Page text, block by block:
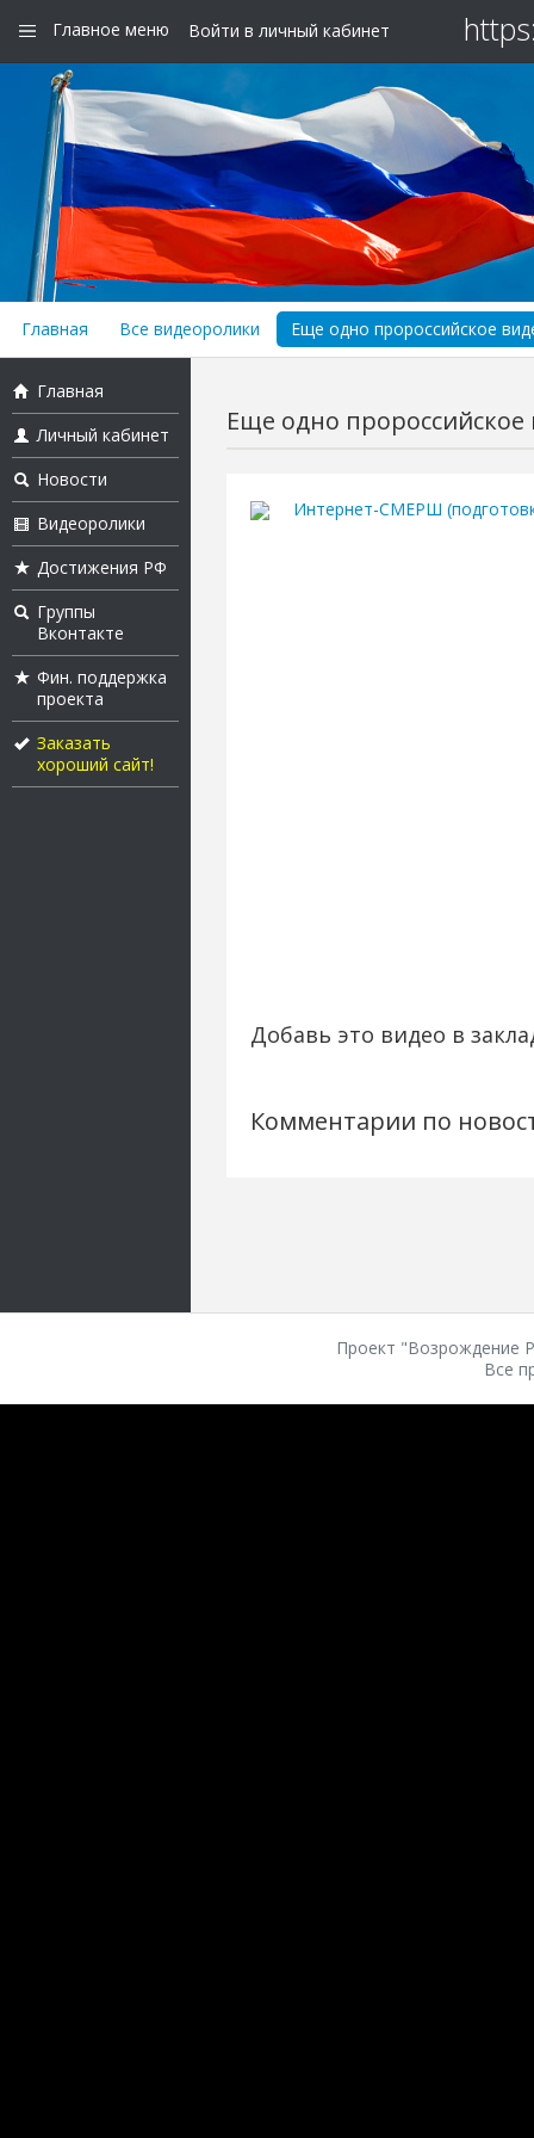
Главное меню Войти в личный кабинет
Главная Все видеоролики Еще одно пророссийское
Главная
Личный кабинет
Новости
Видеоролики
Достижения РФ
Группы
Вконтакте
Фин. поддержка
проекта
Заказать
хороший сайт!
Еще одно пророссийское
Интернет-СМЕРШ
Добавь это видео в
Комментарии по
Проект "Возрождение
Все